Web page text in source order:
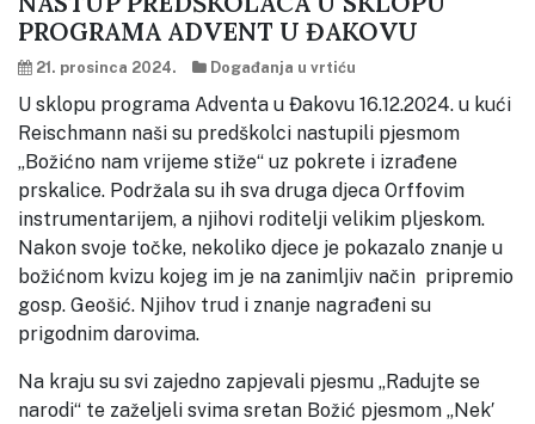
PROGRAMA ADVENT U ĐAKOVU
21. prosinca 2024. Događanja u vrtiću
U sklopu programa Adventa u Đakovu 16.12.2024. u kući
Reischmann naši su predškolci nastupili pjesmom
„Božićno nam vrijeme stiže“ uz pokrete i izrađene
prskalice. Podržala su ih sva druga djeca Orffovim
instrumentarijem, a njihovi roditelji velikim pljeskom.
Nakon svoje točke, nekoliko djece je pokazalo znanje u
božićnom kvizu kojeg im je na zanimljiv način pripremio
gosp. Geošić. Njihov trud i znanje nagrađeni su
prigodnim darovima.
Na kraju su svi zajedno zapjevali pjesmu „Radujte se
narodi“ te zaželjeli svima sretan Božić pjesmom „Nek′